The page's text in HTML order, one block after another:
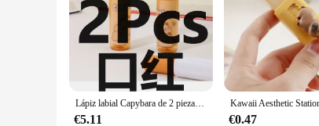
Lápiz labial Capybara de 2 piezas, goma de borrar de colores, bonitos dibujos animados, material de papelería para estudiantes, escuela, oficina, regalo de cumpleaños
€5.11 €0.47